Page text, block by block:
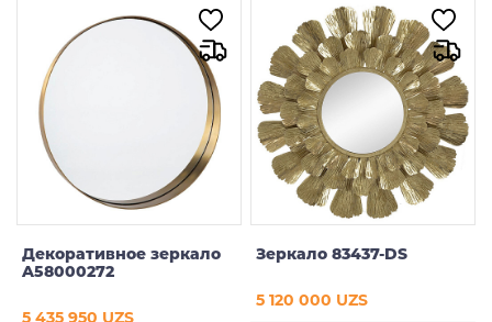
Декоративное зеркало
A58000272
5 435 950 UZS
Зеркало 83437-DS
5 120 000 UZS